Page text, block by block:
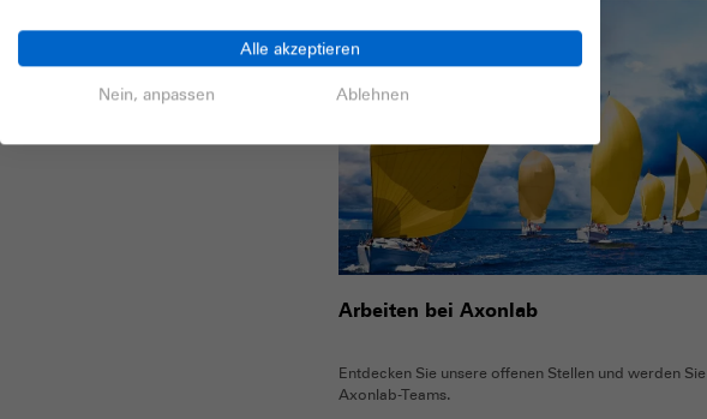
Arbeiten bei Axonlab
Entdecken Sie unsere offenen Stellen und werden
Axonlab-Teams.
Alle akzeptieren
Nein, anpassen Ablehnen